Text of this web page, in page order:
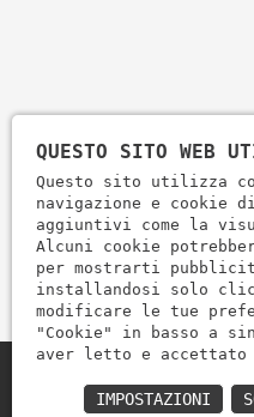
Zem Marmi P.I. 03463990246
QUESTO SITO WEB
Questo sito utilizza
navigazione e
aggiuntivi come la
Alcuni cookie
per mostrarti
installandosi solo
modificare le tue
"Cookie" in basso a
aver letto e
IMPOSTAZIONI